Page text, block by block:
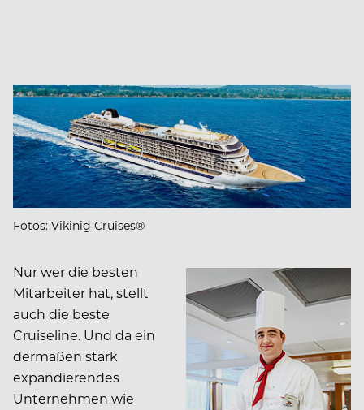
Fotos: Vikinig Cruises®
Nur wer die besten
Mitarbeiter hat, stellt
auch die beste
Cruiseline. Und da ein
dermaßen stark
expandierendes
Unternehmen wie